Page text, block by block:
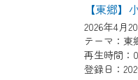
2026年4月
テーマ：東
再生時間：
登録日：